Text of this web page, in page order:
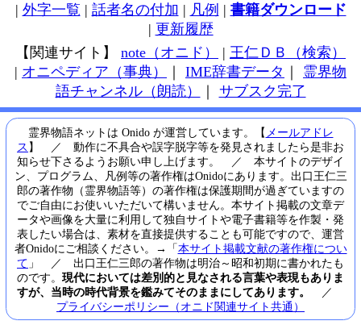
| 外字一覧 | 話者名の付加 | 凡例 | 書籍ダウンロード
| 更新履歴
【関連サイト】 note（オニド） | 王仁ＤＢ（検索）
| オニペディア（事典） IME辞書データ
霊界物
語チャンネル（朗読）
サブスク完了
霊界物語ネットは Onido が運営しています。【 メールアドレ
ス 】 ／ 動作に不具合や誤字脱字等を発見されましたら是非お
知らせ下さるようお願い申し上げます。 ／ 本サイトのデザイ
ン、プログラム、凡例等の著作権はOnidoにあります。出口王仁三
郎の著作物（霊界物語等）の著作権は保護期間が過ぎていますの
でご自由にお使いいただいて構いません。本サイト掲載の文章デ
ータや画像を大量に利用して独自サイトや電子書籍等を作製・発
表したい場合は、素材を直接提供することも可能ですので、運営
者Onidoにご相談ください。→「本サイト掲載文献の著作権につい
て 」 ／ 出口王仁三郎の著作物は明治～昭和初期に書かれたも
のです。 現代においては差別的と見なされる言葉や表現もありま
すが、当時の時代背景を鑑みてそのままにしてあります。
／
プライバシーポリシー（オニド関連サイト共通）